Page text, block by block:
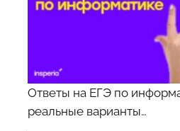
Ответы на ЕГЭ по
реальные варианты…